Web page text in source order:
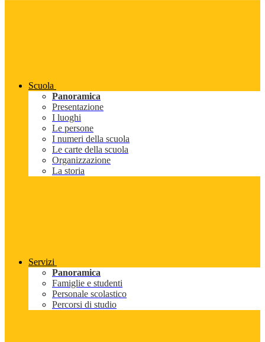
Scuola
Panoramica
Presentazione
I luoghi
Le persone
I numeri della scuola
Le carte della scuola
Organizzazione
La storia
Servizi
Panoramica
Famiglie e studenti
Personale scolastico
Percorsi di studio